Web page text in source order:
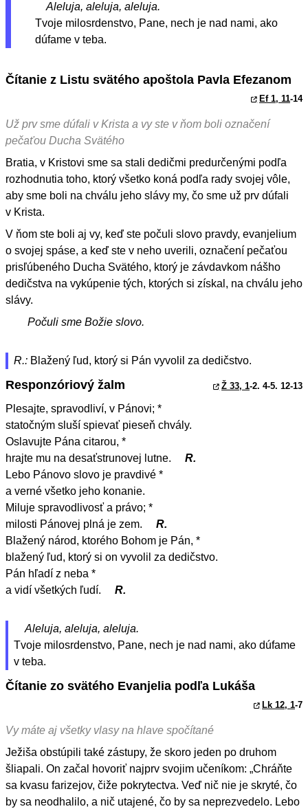
Aleluja, aleluja, aleluja.
Tvoje milosrdenstvo, Pane, nech je nad nami, ako
dúfame v teba.
Čítanie z Listu svätého apoštola Pavla Efezanom
Ef 1, 11-14
Už prv sme dúfali v Krista a vy ste v ňom boli označení
pečaťou Ducha Svätého
Bratia, v Kristovi sme sa stali dedičmi predurčenými podľa
rozhodnutia toho, ktorý všetko koná podľa rady svojej vôle,
aby sme boli na chválu jeho slávy my, čo sme už prv dúfali
v Krista.
V ňom ste boli aj vy, keď ste počuli slovo pravdy, evanjelium
o svojej spáse, a keď ste v neho uverili, označení pečaťou
prisľúbeného Ducha Svätého, ktorý je závdavkom nášho
dedičstva na vykúpenie tých, ktorých si získal, na chválu jeho
slávy.
Počuli sme Božie slovo.
R.: Blažený ľud, ktorý si Pán vyvolil za dedičstvo.
Responzóriový žalm Ž 33, 1-2. 4-5. 12-13
Plesajte, spravodliví, v Pánovi; *
statočným sluší spievať pieseň chvály.
Oslavujte Pána citarou, *
hrajte mu na desaťstrunovej lutne.
R.
Lebo Pánovo slovo je pravdivé *
a verné všetko jeho konanie.
Miluje spravodlivosť a právo; *
milosti Pánovej plná je zem.
R.
Blažený národ, ktorého Bohom je Pán, *
blažený ľud, ktorý si on vyvolil za dedičstvo.
Pán hľadí z neba *
a vidí všetkých ľudí.
R.
Aleluja, aleluja, aleluja.
Tvoje milosrdenstvo, Pane, nech je nad nami, ako dúfame
v teba.
Čítanie zo svätého Evanjelia podľa Lukáša
Lk 12, 1-7
Vy máte aj všetky vlasy na hlave spočítané
Ježiša obstúpili také zástupy, že skoro jeden po druhom
šliapali. On začal hovoriť najprv svojim učeníkom: „Chráňte
sa kvasu farizejov, čiže pokrytectva. Veď nič nie je skryté, čo
by sa neodhalilo, a nič utajené, čo by sa neprezvedelo. Lebo